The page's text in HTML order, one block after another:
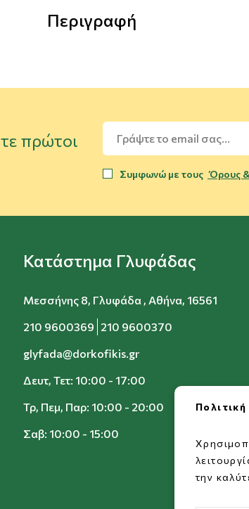
Περιγραφή
πρώτοι
Συμφωνώ με τους Όρους
Κατάστημα Γλυφάδας
Μεσσήνης 8, Γλυφάδα , Αθήνα, 16561
210 9600369 210 9600370
glyfada@dorkofikis.gr
Δευτ, Τετ: 10:00 - 17:00
Τρ, Πεμ, Παρ: 10:00 - 20:00
Σαβ: 10:00 - 15:00
την